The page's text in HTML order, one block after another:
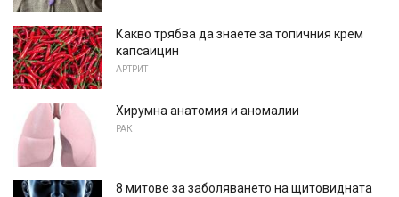
Какво трябва да знаете за топичния крем
капсаицин
АРТРИТ
Хирумна анатомия и аномалии
РАК
8 митове за заболяването на щитовидната